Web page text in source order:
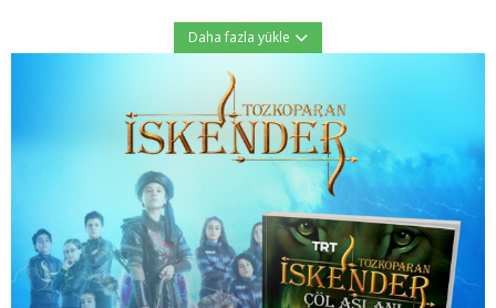
Daha fazla yükle